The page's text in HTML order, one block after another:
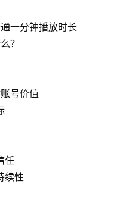
一分钟播放时长
？
号价值
任
续性